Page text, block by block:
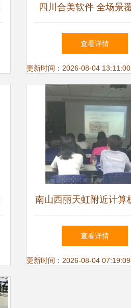
四川合美软件 全场景
计算机培训教室解决
查看详情
更新时间：2026-08-04 13:11:00
南山西丽天虹附近计算
电脑办公软件技能提升
查看详情
更新时间：2026-08-04 07:19:09